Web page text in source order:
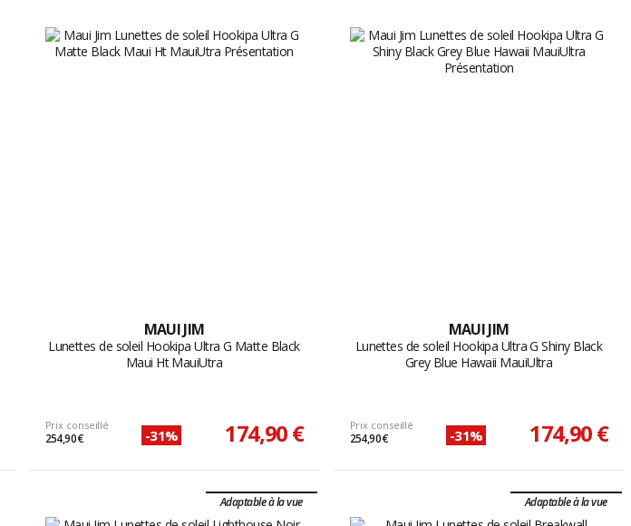
MAUI JIM
Lunettes de soleil Hookipa Ultra G Matte Black
Maui Ht MauiUtra
Prix conseillé
254,90 € -31% 174,90 €
MAUI JIM
Lunettes de soleil Hookipa Ultra G Shiny Black
Grey Blue Hawaii MauiUltra
Prix conseillé
254,90 € -31% 174,90 €
Adaptable à la vue Adaptable à la vue